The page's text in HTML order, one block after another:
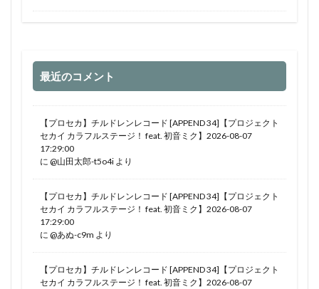
最近のコメント
【プロセカ】チルドレンレコード [APPEND 34]【プロジェクト
セカイ カラフルステージ！ feat. 初音ミク】2026-08-07
17:29:00
に @山田太郎-t5o4i より
【プロセカ】チルドレンレコード [APPEND 34]【プロジェクト
セカイ カラフルステージ！ feat. 初音ミク】2026-08-07
17:29:00
に @あぬ-c9m より
【プロセカ】チルドレンレコード [APPEND 34]【プロジェクト
セカイ カラフルステージ！ feat. 初音ミク】2026-08-07